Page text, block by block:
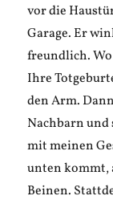
vor die
Garage. Er
freundlich.
Ihre
den Arm.
Nachbarn und
mit meinen
unten kommt,
Beinen.